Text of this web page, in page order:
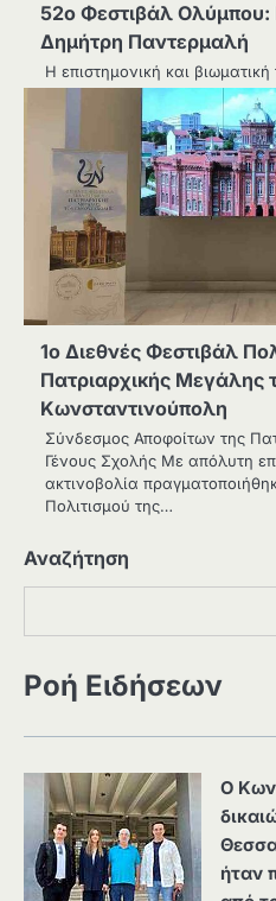
52ο Φεστιβάλ Ολύμπου:
Δημήτρη Παντερμαλή
Η επιστημονική και
1ο Διεθνές Φεστιβάλ
Πατριαρχικής Μεγάλης
Κωνσταντινούπολη
Σύνδεσμος Αποφοίτων της
Γένους Σχολής Με απόλυτη
ακτινοβολία
Πολιτισμού της…
Αναζήτηση
Ροή Ειδήσεων
Ο
ήταν